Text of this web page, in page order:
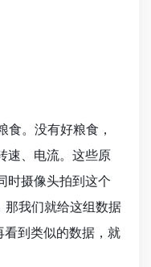
。没有好粮食，
速、电流。这些原
时摄像头拍到这个
那我们就给这组数据
看到类似的数据，就